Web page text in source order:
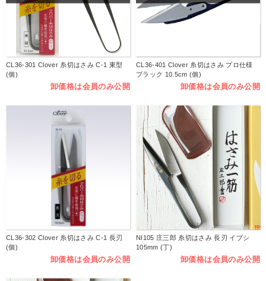
CL36-301 Clover 糸切はさみ C-1 東型
(個)
卸価格は会員のみ公開
CL36-401 Clover 糸切はさみ プロ仕様
ブラック 10.5cm (個)
卸価格は会員のみ公開
CL36-302 Clover 糸切はさみ C-1 長刃
(個)
卸価格は会員のみ公開
NI105 庄三郎 糸切はさみ 長刃 イブシ
105mm (丁)
卸価格は会員のみ公開